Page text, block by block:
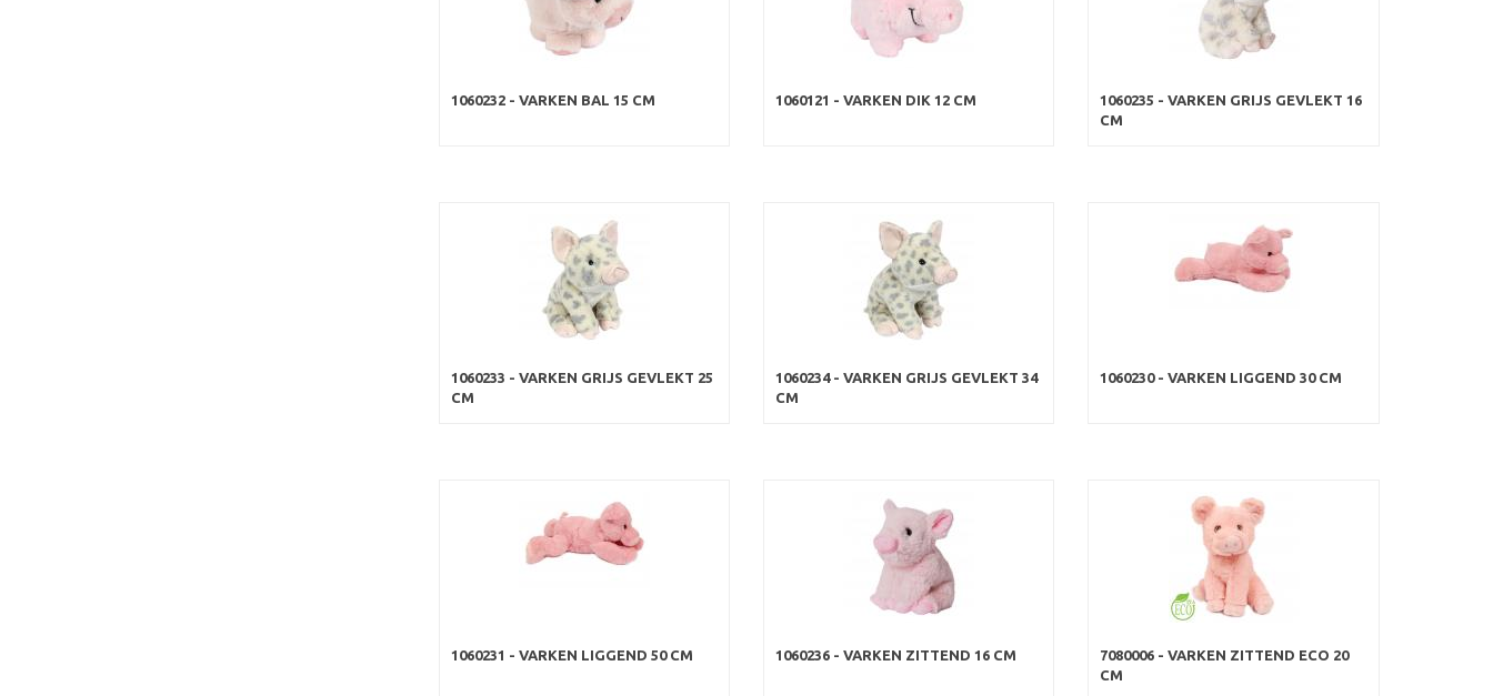
1060232 - VARKEN BAL 15 CM 1060121 - VARKEN DIK 12 CM
1060235 - VARKEN GRIJS GEVLEKT 16
CM
1060233 - VARKEN GRIJS GEVLEKT 25
CM
1060234 - VARKEN GRIJS GEVLEKT 34
CM
1060230 - VARKEN LIGGEND 30 CM
1060231 - VARKEN LIGGEND 50 CM 1060236 - VARKEN ZITTEND 16 CM
7080006 - VARKEN ZITTEND ECO 20
CM